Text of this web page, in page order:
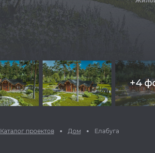
+4
Каталог проектов Дом Елабуга